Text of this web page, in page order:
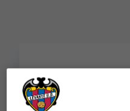
Especial
Inocentes: